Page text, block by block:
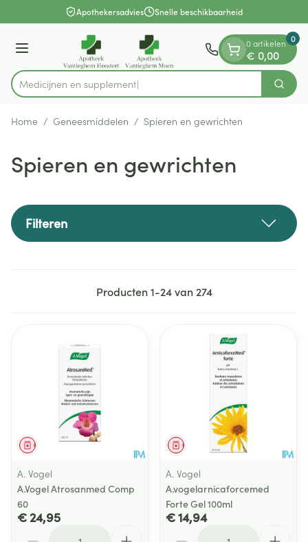
Ga naar de inhoudApothekersadvies Snelle beschikbaarheid
Menu
Product, merk, categorie...
Medic Zoek
0 artikelen
€ 0,00
0
Home / Geneesmiddelen / Spieren en gewrichten
Spieren en gewrichten
Filteren
Producten1-24van 274
Geneesmiddel
A. Vogel
A.Vogel Atrosanmed Comp
60
€ 24,95
Geneesmiddel
A. Vogel
A.vogelarnicaforcemed
Forte Gel 100ml
€ 14,94